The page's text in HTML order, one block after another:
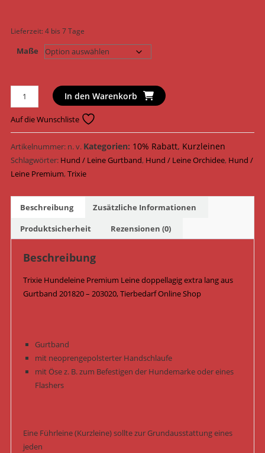
Lieferzeit:4 bis 7 Tage
Maße
Trixie
Hundeleine
Premium
Leine
doppellagig
extra
lang
201820
203020
/
Orchidee
In den Warenkorb
Auf die Wunschliste
Artikelnummer: n. v. Kategorien: 10% Rabatt, Kurzleinen
Schlagwörter: Hund / Leine Gurtband, Hund / Leine Orchidee, Hund /
Leine Premium,Trixie
Beschreibung
Zusätzliche Informationen
Produktsicherheit
Rezensionen (0)
Beschreibung
Trixie Hundeleine Premium Leine doppellagig extra lang aus
Gurtband 201820 – 203020, Tierbedarf Online Shop
Gurtband
mit neoprengepolsterter Handschlaufe
mit Öse z. B. zum Befestigen der Hundemarke oder eines
Flashers
Eine Führleine (Kurzleine) sollte zur Grundausstattung eines
jeden